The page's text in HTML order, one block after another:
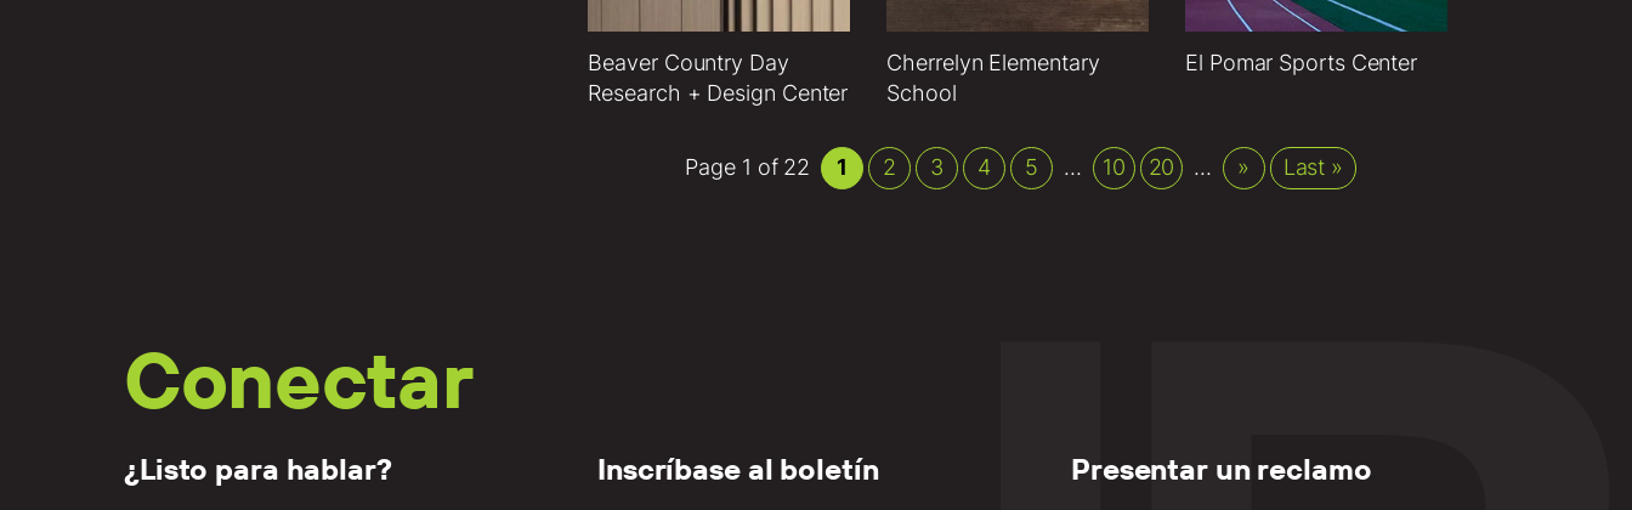
Beaver Country Day
Research + Design Center
Cherrelyn Elementary
School
El Pomar Sports Center
Page 1 of 22 1 2 3 4 5 ... 10 20 ... » Last »
Conectar
¿Listo para hablar? Inscríbase al boletín Presentar un reclamo